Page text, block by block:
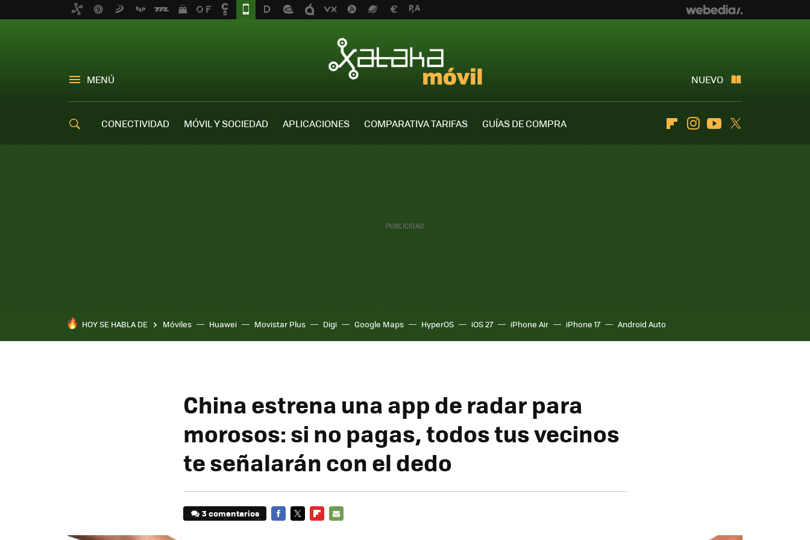
MENÚ NUEVO
CONECTIVIDAD MÓVIL Y SOCIEDAD APLICACIONES COMPARATIVA TARIFAS
GUÍAS DE COMPRA
FlipboardInstagramYoutube
HOY SE HABLA DE Móviles Huawei Movistar Plus Digi Google Maps HyperOS iOS 27 iPhone Air iPhone 17 Android Auto
China estrena una app de radar para
morosos: si no pagas, todos tus vecinos
te señalarán con el dedo
3 comentarios